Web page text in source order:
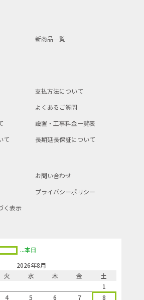
新商品一覧
支払方法について
よくあるご質問
設置・工事料金一覧表
て
長期延長保証について
お問い合わせ
プライバシーポリシー
く表示
...本日
2026年8月
火 水 木 金
土
1
4 5 6 7 8